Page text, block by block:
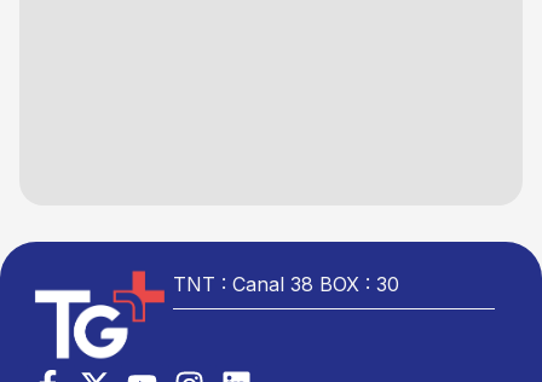
TNT : Canal 38 BOX : 30